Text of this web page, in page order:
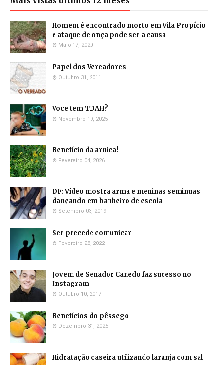
Homem é encontrado morto em Vila Propício
e ataque de onça pode ser a causa
Maio 17, 2020
Papel dos Vereadores
Outubro 31, 2011
Voce tem TDAH?
Novembro 19, 2025
Benefício da arnica!
Fevereiro 04, 2026
DF: Vídeo mostra arma e meninas seminuas
dançando em banheiro de escola
Setembro 03, 2019
Ser precede comunicar
Fevereiro 28, 2022
Jovem de Senador Canedo faz sucesso no
Instagram
Outubro 10, 2017
Benefícios do pêssego
Dezembro 31, 2025
Hidratação caseira utilizando laranja com sal